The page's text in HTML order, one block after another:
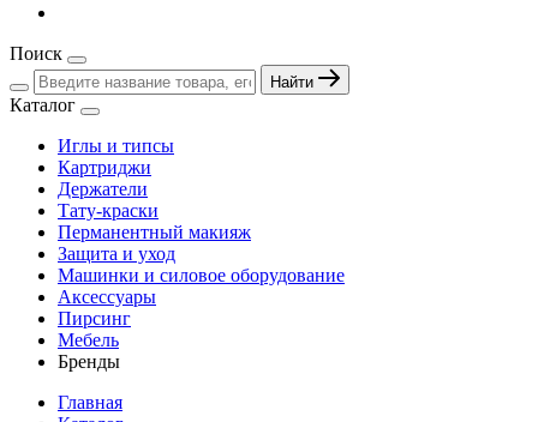
Поиск
Найти
Каталог
Иглы и типсы
Картриджи
Держатели
Тату-краски
Перманентный макияж
Защита и уход
Машинки и силовое оборудование
Аксессуары
Пирсинг
Мебель
Бренды
Главная